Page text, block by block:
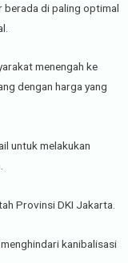
berada di paling optimal
menengah ke
dengan harga yang
untuk melakukan
Provinsi DKI Jakarta.
kanibalisasi